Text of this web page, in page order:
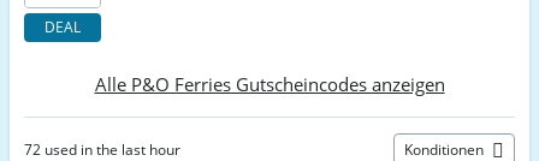
DEAL
Alle P&O Ferries Gutscheincodes anzeigen
72 used in the last hour Konditionen